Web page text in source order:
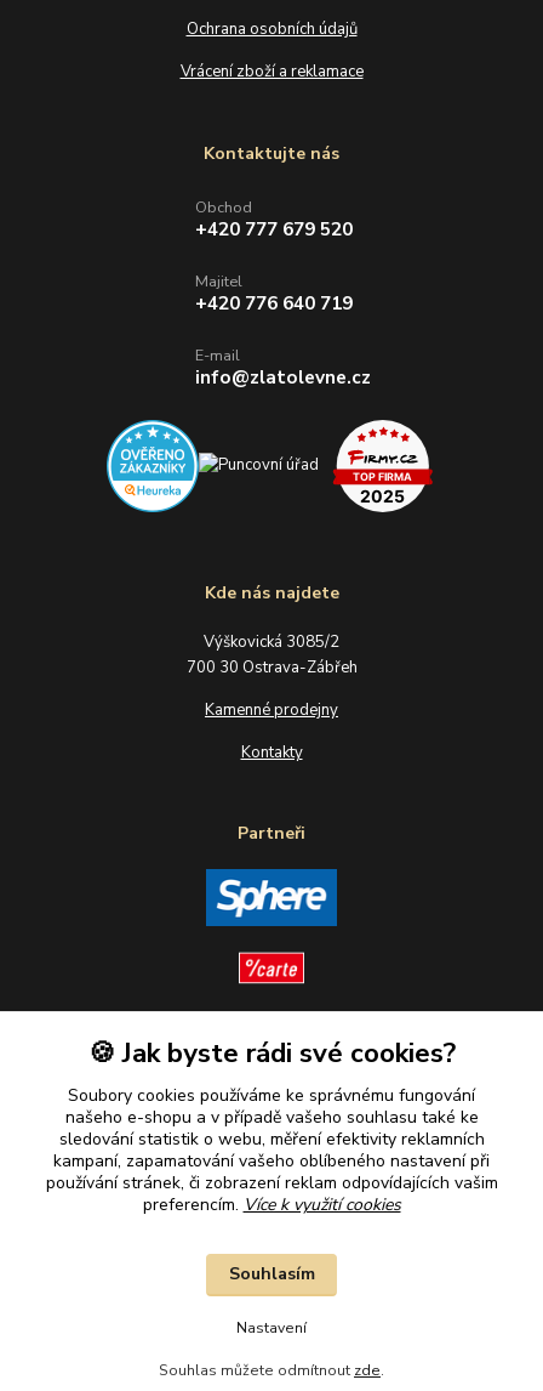
Ochrana osobních údajů
Vrácení zboží a reklamace
Kde nás najdete
Výškovická 3085/2
700 30 Ostrava-Zábřeh
Kamenné prodejny
Kontakty
Partneři
Sledujte nás
Plaťte u nás bezpečně
Kontaktujte nás
Obchod
+420 777 679 520
Majitel
+420 776 640 719
E-mail
info@zlatolevne.cz
🍪 Jak byste rádi své cookies?
Soubory cookies používáme ke správnému fungování
našeho e-shopu a v případě vašeho souhlasu také ke
sledování statistik o webu, měření efektivity reklamních
kampaní, zapamatování vašeho oblíbeného nastavení při
používání stránek, či zobrazení reklam odpovídajících vašim
preferencím. Více k využití cookies
Nastavení
Souhlasím
Souhlas můžete odmítnout zde.